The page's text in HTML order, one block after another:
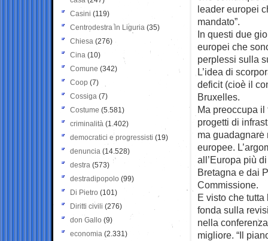
leader europei
mandato”.
In questi due
europei che
perplessi sulla
L’idea di
deficit (cioè il
Bruxelles.
Ma preoccupa
progetti di
ma
europee.
all’Europa più
Bretagna e dai
Commissione.
E visto che
fonda sulla
nella
migliore. “Il
Casini (119)
Centrodestra in Liguria (35)
Chiesa (276)
Cina (10)
Comune (342)
Coop (7)
Cossiga (7)
Costume (5.581)
criminalità (1.402)
democratici e progressisti (19)
denuncia (14.528)
destra (573)
destradipopolo (99)
Di Pietro (101)
Diritti civili (276)
don Gallo (9)
economia (2.331)